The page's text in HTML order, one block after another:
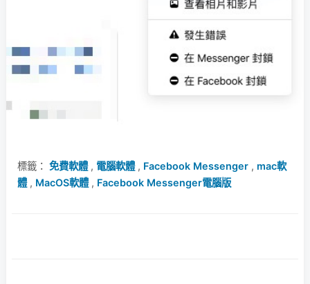
標籤： 免費軟體, 電腦軟體, Facebook Messenger , mac軟
體, MacOS軟體, Facebook Messenger電腦版